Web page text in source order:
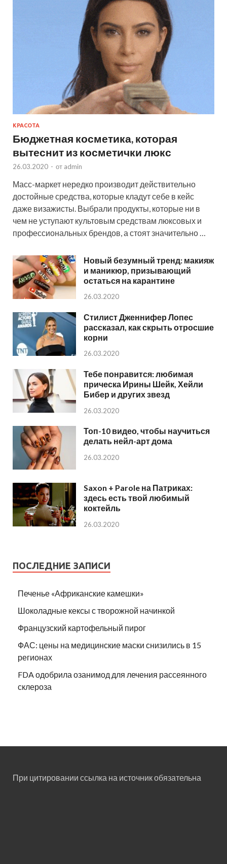
КРАСОТА
Бюджетная косметика, которая
вытеснит из косметички люкс
26.03.2020 - от admin
Масс-маркет нередко производит действительно
достойные средства, которые кладут себе в кейс
даже визажисты. Выбрали продукты, которые ни в
чем не уступают культовым средствам люксовых и
профессиональных брендов, а стоят значительно …
Новый безумный тренд: макияж
и маникюр, призывающий
остаться на карантине
26.03.2020
Стилист Дженнифер Лопес
рассказал, как скрыть отросшие
корни
26.03.2020
Тебе понравится: любимая
прическа Ирины Шейк, Хейли
Бибер и других звезд
26.03.2020
Топ-10 видео, чтобы научиться
делать нейл-арт дома
26.03.2020
Saxon + Parole на Патриках:
здесь есть твой любимый
коктейль
26.03.2020
ПОСЛЕДНИЕ ЗАПИСИ
Печенье «Африканские камешки»
Шоколадные кексы с творожной начинкой
Французский картофельный пирог
ФАС: цены на медицинские маски снизились в 15
регионах
FDA одобрила озанимод для лечения рассеянного
склероза
При цитировании ссылка на источник обязательна